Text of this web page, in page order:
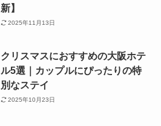
新】
2025年11月13日
クリスマスにおすすめの大阪ホテ
ル5選｜カップルにぴったりの特
別なステイ
2025年10月23日